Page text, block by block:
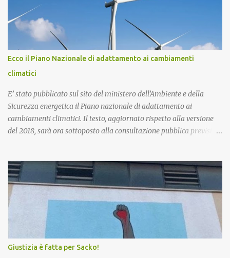
Ecco il Piano Nazionale di adattamento ai cambiamenti
climatici
E’ stato pubblicato sul sito del ministero dell’Ambiente e della
Sicurezza energetica il Piano nazionale di adattamento ai
cambiamenti climatici. Il testo, aggiornato rispetto alla versione
del 2018, sarà ora sottoposto alla consultazione pubblica prevista
nazionale per implementare azioni volte a ridurre al minimo i
rischi derivanti dai cambiamenti climatici, migliorare la capacità
di adattamento dei sistemi naturali, sociali ed economici, nonchè
trarre vantaggio dalle eventuali opportunità che si potranno
presentare con le nuove condizioni climatiche. La proposta di
Piano è stata già illustrata alle Regioni nel corso di due riunioni
che si sono tenute il 7 novembre e il 20 dicembre scorsi. Esaminate
le osservazioni e conclusa la procedura di VAS, il testo andrà
Giustizia è fatta per Sacko!